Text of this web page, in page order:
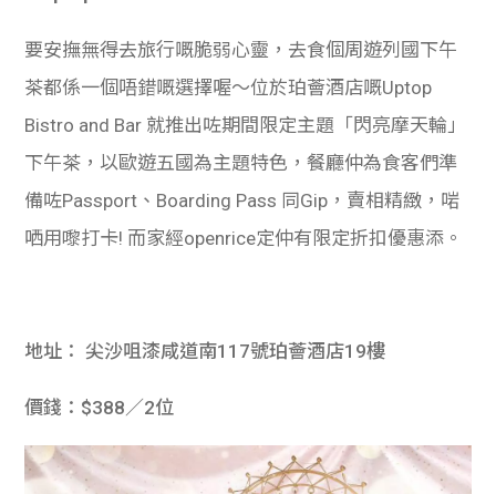
要安撫無得去旅行嘅脆弱心靈，去食個周遊列國下午
茶都係一個唔錯嘅選擇喔～位於珀薈酒店嘅Uptop
Bistro and Bar 就推出咗期間限定主題「閃亮摩天輪」
下午茶，以歐遊五國為主題特色，餐廳仲為食客們準
備咗Passport、Boarding Pass 同Gip，賣相精緻，啱
哂用嚟打卡! 而家經openrice定仲有限定折扣優惠添。
地址： 尖沙咀漆咸道南117號珀薈酒店19樓
價錢：$388／2位